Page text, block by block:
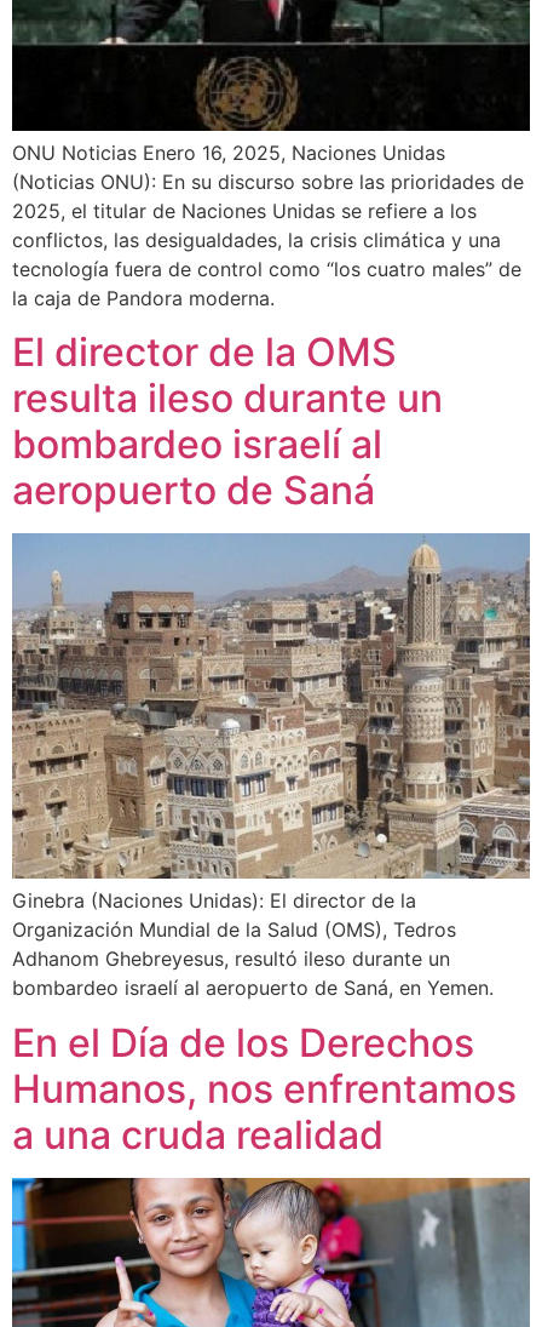
ONU Noticias Enero 16, 2025, Naciones Unidas
(Noticias ONU): En su discurso sobre las prioridades de
2025, el titular de Naciones Unidas se refiere a los
conflictos, las desigualdades, la crisis climática y una
tecnología fuera de control como “los cuatro males” de
la caja de Pandora moderna.
El director de la OMS
resulta ileso durante un
bombardeo israelí al
aeropuerto de Saná
Ginebra (Naciones Unidas): El director de la
Organización Mundial de la Salud (OMS), Tedros
Adhanom Ghebreyesus, resultó ileso durante un
bombardeo israelí al aeropuerto de Saná, en Yemen.
En el Día de los Derechos
Humanos, nos enfrentamos
a una cruda realidad